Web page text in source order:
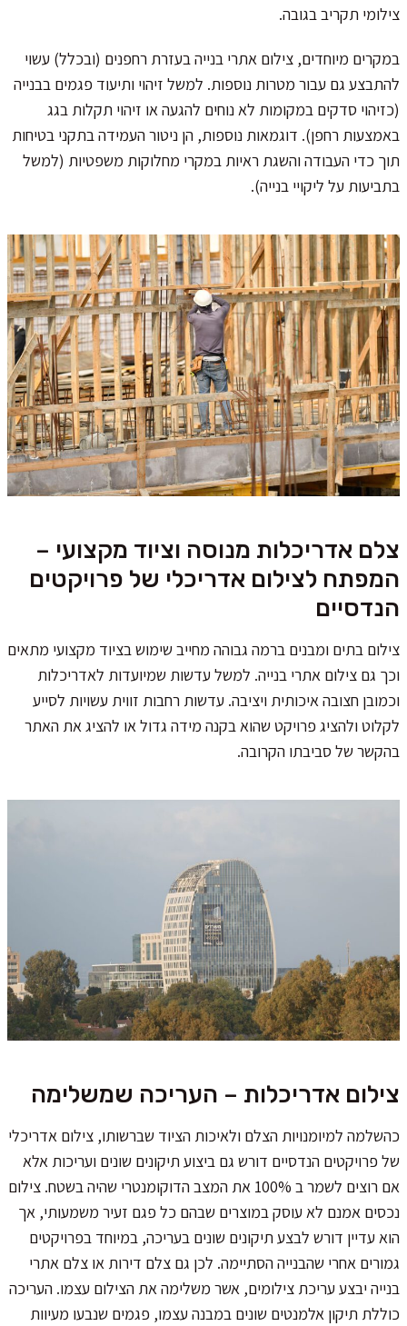
צילומי תקריב בגובה.
במקרים מיוחדים, צילום אתרי בנייה בעזרת רחפנים (ובכלל) עשוי
להתבצע גם עבור מטרות נוספות. למשל זיהוי ותיעוד פגמים בבנייה
(כזיהוי סדקים במקומות לא נוחים להגעה או זיהוי תקלות בגג
באמצעות רחפן). דוגמאות נוספות, הן ניטור העמידה בתקני בטיחות
תוך כדי העבודה והשגת ראיות במקרי מחלוקות משפטיות (למשל
בתביעות על ליקויי בנייה).
צלם אדריכלות מנוסה וציוד מקצועי –
המפתח לצילום אדריכלי של פרויקטים
הנדסיים
צילום בתים ומבנים ברמה גבוהה מחייב שימוש בציוד מקצועי מתאים
וכך גם צילום אתרי בנייה. למשל עדשות שמיועדות לאדריכלות
וכמובן חצובה איכותית ויציבה. עדשות רחבות זווית עשויות לסייע
לקלוט ולהציג פרויקט שהוא בקנה מידה גדול או להציג את האתר
בהקשר של סביבתו הקרובה.
צילום אדריכלות – העריכה שמשלימה
כהשלמה למיומנויות הצלם ולאיכות הציוד שברשותו, צילום אדריכלי
של פרויקטים הנדסיים דורש גם ביצוע תיקונים שונים ועריכות אלא
אם רוצים לשמר ב 100% את המצב הדוקומנטרי שהיה בשטח. צילום
נכסים אמנם לא עוסק במוצרים שבהם כל פגם זעיר משמעותי, אך
הוא עדיין דורש לבצע תיקונים שונים בעריכה, במיוחד בפרויקטים
גמורים אחרי שהבנייה הסתיימה. לכן גם צלם דירות או צלם אתרי
בנייה יבצע עריכת צילומים, אשר משלימה את הצילום עצמו. העריכה
כוללת תיקון אלמנטים שונים במבנה עצמו, פגמים שנבעו מעיוות